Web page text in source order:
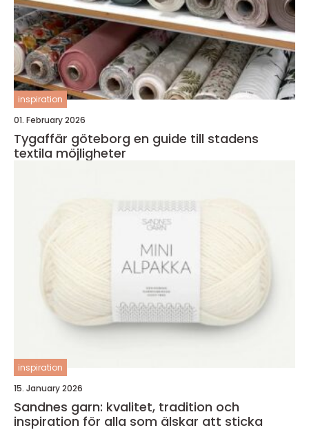
inspiration
01. February 2026
Tygaffär göteborg en guide till stadens
textila möjligheter
inspiration
15. January 2026
Sandnes garn: kvalitet, tradition och
inspiration för alla som älskar att sticka